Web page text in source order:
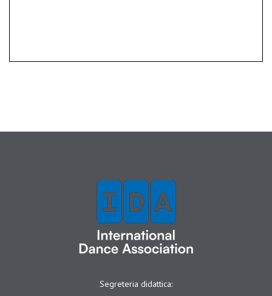
Segreteria didattica: